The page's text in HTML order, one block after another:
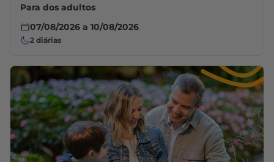
Para dos adultos
07/08/2026 a 10/08/2026
2 diárias